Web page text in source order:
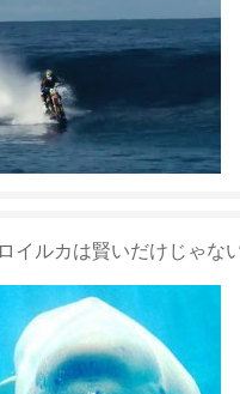
イルカは賢いだけじゃ